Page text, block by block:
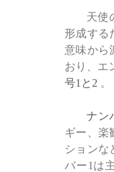
天使
形成する
意味から
おり、エ
号1と2 。
ナン
ギー、楽
ションな
バー1は